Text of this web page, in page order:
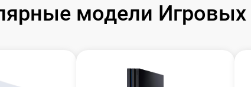
модели Игровых